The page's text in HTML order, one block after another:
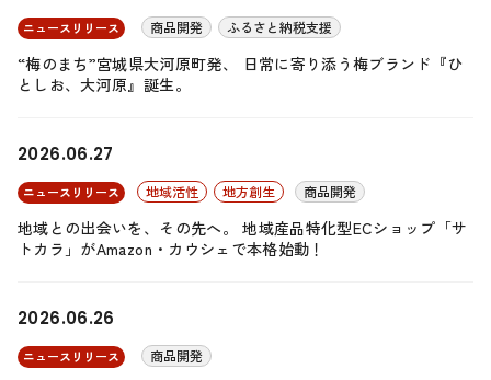
ニュースリリース 商品開発 ふるさと納税支援
“梅のまち”宮城県大河原町発、 日常に寄り添う梅ブランド『ひ
としお、大河原』誕生。
2026.06.27
ニュースリリース 地域活性 地方創生 商品開発
地域との出会いを、その先へ。 地域産品特化型ECショップ「サ
トカラ」がAmazon・カウシェで本格始動！
2026.06.26
ニュースリリース 商品開発